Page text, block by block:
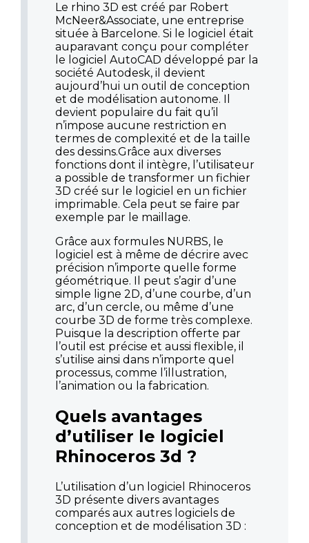
Le rhino 3D est créé par Robert
McNeer&Associate, une entreprise
située à Barcelone. Si le logiciel était
auparavant conçu pour compléter
le logiciel AutoCAD développé par la
société Autodesk, il devient
aujourd’hui un outil de conception
et de modélisation autonome. Il
devient populaire du fait qu’il
n’impose aucune restriction en
termes de complexité et de la taille
des dessins.Grâce aux diverses
fonctions dont il intègre, l’utilisateur
a possible de transformer un fichier
3D créé sur le logiciel en un fichier
imprimable. Cela peut se faire par
exemple par le maillage.
Grâce aux formules NURBS, le
logiciel est à même de décrire avec
précision n’importe quelle forme
géométrique. Il peut s’agir d’une
simple ligne 2D, d’une courbe, d’un
arc, d’un cercle, ou même d’une
courbe 3D de forme très complexe.
Puisque la description offerte par
l’outil est précise et aussi flexible, il
s’utilise ainsi dans n’importe quel
processus, comme l’illustration,
l’animation ou la fabrication.
Quels avantages
d’utiliser le logiciel
Rhinoceros 3d ?
L’utilisation d’un logiciel Rhinoceros
3D présente divers avantages
comparés aux autres logiciels de
conception et de modélisation 3D :